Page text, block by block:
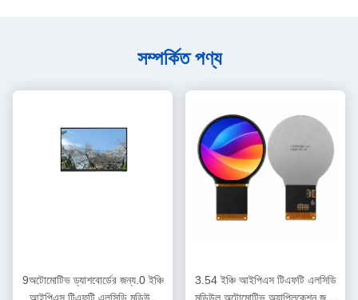
সম্পর্কিত পণ্য
9অটোমোটিভ ড্যাশবোর্ডের জন্য.0 ইঞ্চি
3.54 ইঞ্চি আইপিএস টিএফটি এলসিডি